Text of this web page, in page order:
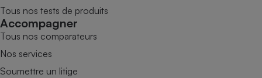
Tous nos tests de produits
Accompagner
Tous nos comparateurs
Nos services
Soumettre un litige